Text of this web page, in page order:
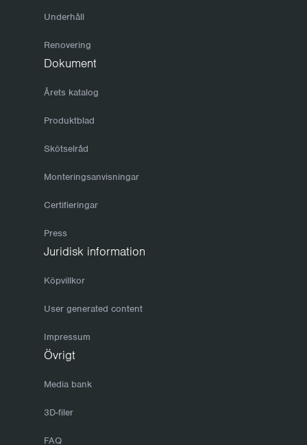
Underhåll
Renovering
Dokument
Årets katalog
Produktblad
Skötselråd
Monteringsanvisningar
Certifieringar
Press
Juridisk information
Köpvillkor
User generated content
Impressum
Övrigt
Media bank
3D-filer
FAQ